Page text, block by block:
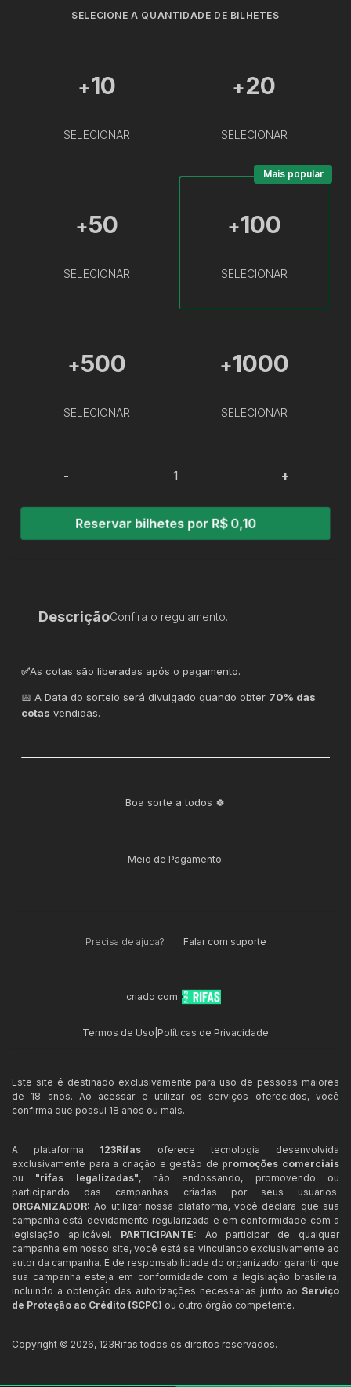
SELECIONE A QUANTIDADE DE BILHETES
+10
SELECIONAR
+20
SELECIONAR
+50
SELECIONAR
+100
SELECIONAR
Mais popular
+500
SELECIONAR
+1000
SELECIONAR
- +
Reservar bilhetes por R$ 0,10
DescriçãoConfira o regulamento.
✅As cotas são liberadas após o pagamento.
📅 A Data do sorteio será divulgado quando obter 70% das
cotas vendidas.
Boa sorte a todos 🍀
Meio de Pagamento:
Precisa de ajuda? Falar com suporte
criado com
Termos de Uso Políticas de Privacidade
Este site é destinado exclusivamente para uso de pessoas maiores
de 18 anos. Ao acessar e utilizar os serviços oferecidos, você
confirma que possui 18 anos ou mais.
A plataforma 123Rifas oferece tecnologia desenvolvida
exclusivamente para a criação e gestão de promoções comerciais
ou "rifas legalizadas", não endossando, promovendo ou
participando das campanhas criadas por seus usuários.
ORGANIZADOR: Ao utilizar nossa plataforma, você declara que sua
campanha está devidamente regularizada e em conformidade com a
legislação aplicável. PARTICIPANTE: Ao participar de qualquer
campanha em nosso site, você está se vinculando exclusivamente ao
autor da campanha. É de responsabilidade do organizador garantir que
sua campanha esteja em conformidade com a legislação brasileira,
incluindo a obtenção das autorizações necessárias junto ao Serviço
de Proteção ao Crédito (SCPC) ou outro órgão competente.
Copyright © 2026, 123Rifas todos os direitos reservados.